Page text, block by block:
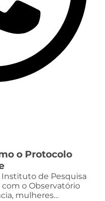
o Protocolo
de Pesquisa
o Observatório
mulheres…